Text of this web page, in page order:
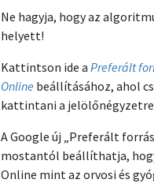
Ne hagyja, hogy az
helyett!
Kattintson ide a Preferált
Online beállításához, ahol
kattintani a
A Google új „Preferált
mostantól beállíthatja,
Online mint az orvosi és